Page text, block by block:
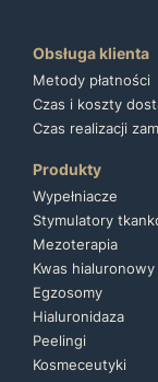
Obsługa klienta
Metody płatności
Czas i koszty
Czas realizacji
Produkty
Wypełniacze
Stymulatory
Mezoterapia
Kwas hialuronowy
Egzosomy
Hialuronidaza
Peelingi
Kosmeceutyki